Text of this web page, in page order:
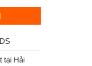
tại Hải